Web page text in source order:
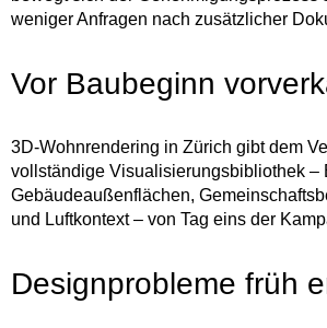
weniger Anfragen nach zusätzlicher
Vor Baubeginn
3D-Wohnrendering in Zürich gibt dem
vollständige Visualisierungsbibliothek –
Gebäudeaußenflächen,
und Luftkontext – von Tag eins der
Designprobleme früh